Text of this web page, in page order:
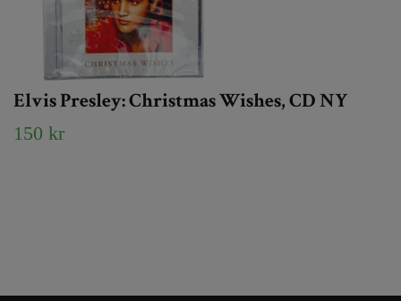
Elvis Presley: Christmas Wishes, CD NY
150 kr